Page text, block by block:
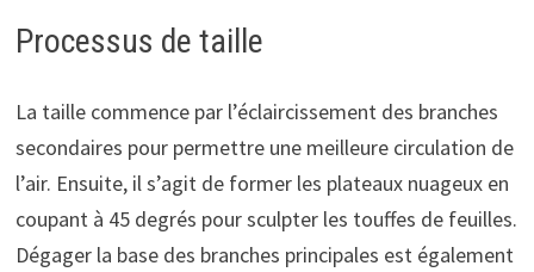
Processus de taille
La taille commence par l’éclaircissement des branches
secondaires pour permettre une meilleure circulation de
l’air. Ensuite, il s’agit de former les plateaux nuageux en
coupant à 45 degrés pour sculpter les touffes de feuilles.
Dégager la base des branches principales est également